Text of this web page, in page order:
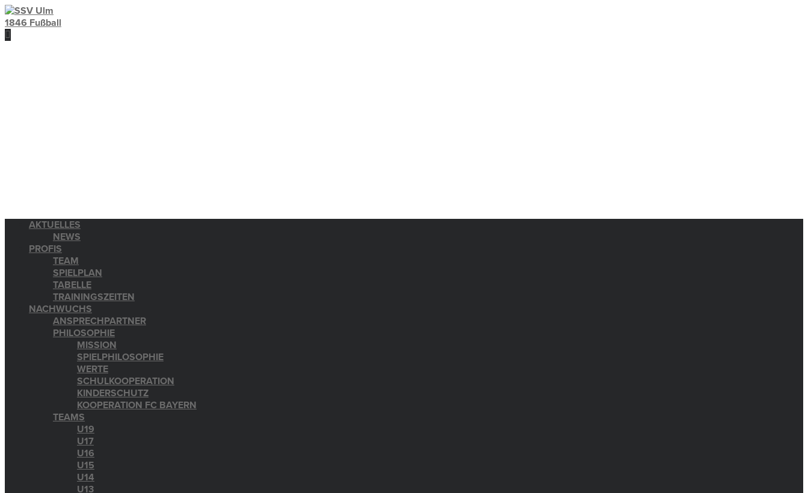
AKTUELLES
NEWS
PROFIS
TEAM
SPIELPLAN
TABELLE
TRAININGSZEITEN
NACHWUCHS
ANSPRECHPARTNER
PHILOSOPHIE
MISSION
SPIELPHILOSOPHIE
WERTE
SCHULKOOPERATION
KINDERSCHUTZ
KOOPERATION FC BAYERN
TEAMS
U19
U17
U16
U15
U14
U13